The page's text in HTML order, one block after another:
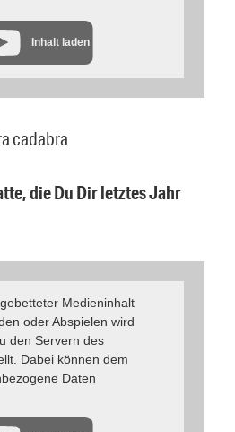
Inhalt laden
cadabra
die Du Dir letztes Jahr
Medieninhalt
oder Abspielen wird
den Servern des
Dabei können dem
Daten